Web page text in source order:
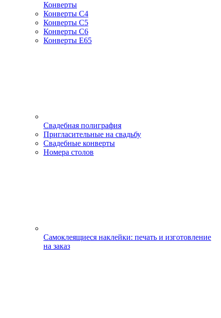
Конверты
Конверты С4
Конверты С5
Конверты С6
Конверты Е65
Свадебная полиграфия
Пригласительные на свадьбу
Свадебные конверты
Номера столов
Самоклеящиеся наклейки: печать и изготовление
на заказ